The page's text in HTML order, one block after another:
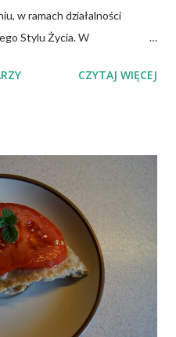
w ramach działalności
Stylu Życia. W
w świetle aktualnych
mięsa i produktów
(osoby, które
ale włączają do diety
takie jak mleko, przetwory
życia, niezależnie od ich diety,
żołądka lub którym wycięto
osoby chorujące na AIDS.
cukrzycę, a także każ...
CZYTAJ WIĘCEJ